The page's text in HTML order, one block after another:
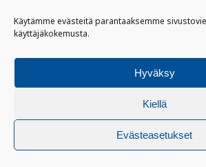
Käytämme evästeitä parantaaksemme
käyttäjäkokemusta.
Hyväksy
Kiellä
Evästeasetukset
I-päivystäjä: 0400 406
(kiireelliset ilmoitukset)
II-päivystäjä: 0400 406